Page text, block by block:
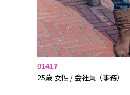
01417
25歳 女性 / 会社員（事務）